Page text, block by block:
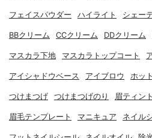
フェイスパウダー ハイライト シェー
BBクリーム CCクリーム DDクリーム
マスカラ下地 マスカラトップコート
アイシャドウベース アイブロウ ホッ
つけまつげ つけまつげのり 眉ティント
眉毛テンプレート マニキュア ネイル